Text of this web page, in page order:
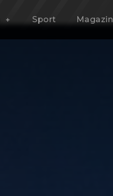
Sport Magazin